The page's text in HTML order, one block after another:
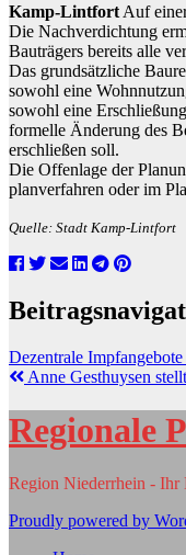
Kamp-Lintfort Auf
Die Nachverdichtung
Bauträgers bereits alle
Das grundsätzliche
sowohl eine
sowohl eine
formelle Änderung des
erschließen soll.
Die Offenlage der
planverfahren oder im
Quelle: Stadt Kamp-Lintfort
Dezentrale
Anne Gesthuysen
Regionale
Region Niederrhein - Ihr
Proudly powered by